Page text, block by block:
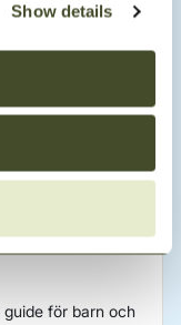
Show details
för barn och